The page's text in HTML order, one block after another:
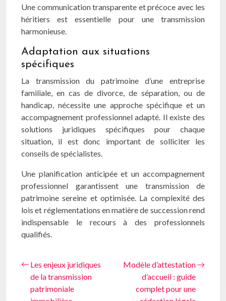
Une communication transparente et précoce avec les
héritiers est essentielle pour une transmission
harmonieuse.
Adaptation aux situations
spécifiques
La transmission du patrimoine d’une entreprise
familiale, en cas de divorce, de séparation, ou de
handicap, nécessite une approche spécifique et un
accompagnement professionnel adapté. Il existe des
solutions juridiques spécifiques pour chaque
situation, il est donc important de solliciter les
conseils de spécialistes.
Une planification anticipée et un accompagnement
professionnel garantissent une transmission de
patrimoine sereine et optimisée. La complexité des
lois et réglementations en matière de succession rend
indispensable le recours à des professionnels
qualifiés.
Les enjeux juridiques
de la transmission
patrimoniale
Modèle d’attestation
d’accueil : guide
complet pour une